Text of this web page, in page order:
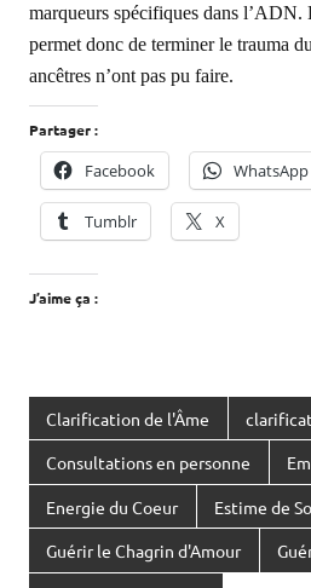
marqueurs spécifiques dans l’ADN.
permet donc de terminer le trauma
ancêtres n’ont pas pu faire.
Partager :
Facebook WhatsApp
Tumblr X
J’aime ça :
Clarification de l'Âme
Consultations en personne
Energie du Coeur Estime de
Guérir le Chagrin d'Amour